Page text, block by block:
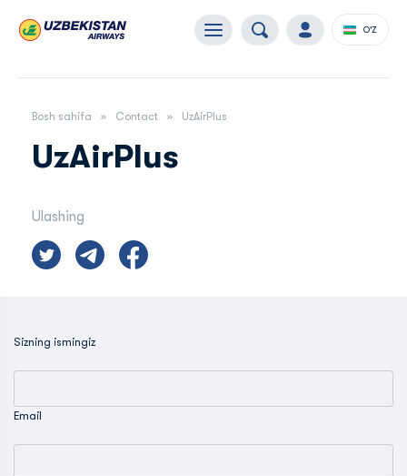
O'Z
Bosh sahifa Contact UzAirPlus
UzAirPlus
Ulashing
Sizning ismingiz
Email